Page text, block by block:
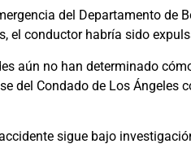
del Departamento de
el conductor habría sido
aún no han determinado
del Condado de Los
sigue bajo